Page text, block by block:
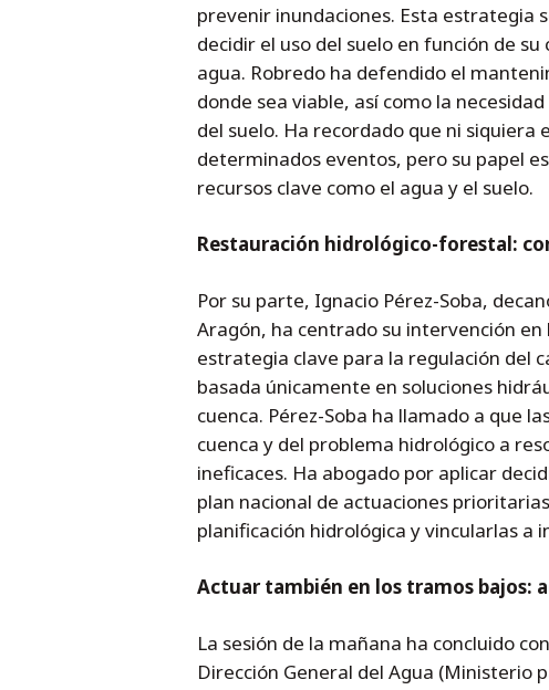
prevenir inundaciones. Esta estrategia
decidir el uso del suelo en función de
agua. Robredo ha defendido el
donde sea viable, así como la
del suelo. Ha recordado que ni
determinados eventos, pero su papel
recursos clave como el agua y el suelo.
Restauración hidrológico-forestal:
Por su parte, Ignacio Pérez-Soba,
Aragón, ha centrado su intervención
estrategia clave para la regulación del
basada únicamente en soluciones
cuenca. Pérez-Soba ha llamado a que
cuenca y del problema hidrológico a
ineficaces. Ha abogado por aplicar
plan nacional de actuaciones
planificación hidrológica y vincularlas a
Actuar también en los tramos bajos:
La sesión de la mañana ha concluido
Dirección General del Agua (Ministerio